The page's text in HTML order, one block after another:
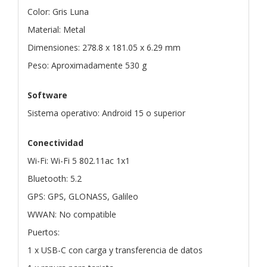
Color: Gris Luna
Material: Metal
Dimensiones: 278.8 x 181.05 x 6.29 mm
Peso: Aproximadamente 530 g
Software
Sistema operativo: Android 15 o superior
Conectividad
Wi-Fi: Wi-Fi 5 802.11ac 1x1
Bluetooth: 5.2
GPS: GPS, GLONASS, Galileo
WWAN: No compatible
Puertos:
1 x USB-C con carga y transferencia de datos